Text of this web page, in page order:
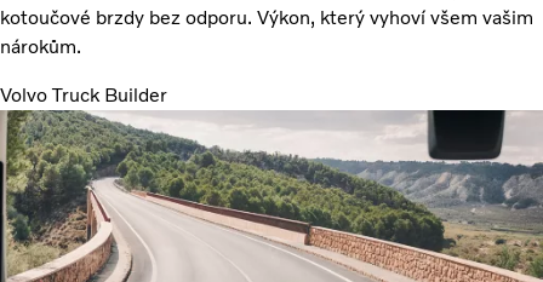
kotoučové brzdy bez odporu. Výkon, který vyhoví všem vašim
nárokům.
Volvo Truck Builder